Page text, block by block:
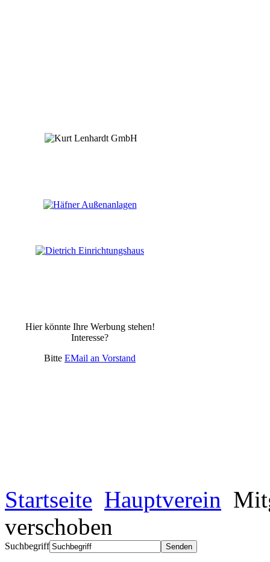
Hier könnte Ihre Werbung stehen!
Interesse?
Bitte EMail an Vorstand
Startseite Hauptverein
verschoben
Suchbegriff